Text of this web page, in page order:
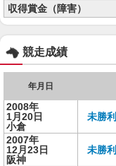
収得賞金（障害）
競走成績
年月日
2008年
1月20日
小倉
未勝利
2007年
12月23日
阪神
未勝利